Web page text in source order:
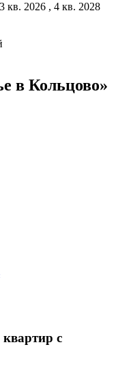
кв. 2026 , 4 кв. 2028
в Кольцово»
с